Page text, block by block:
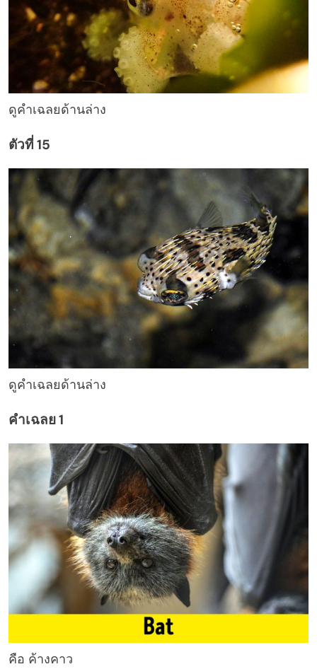
ดูคำเฉลยด้านล่าง
ตัวที่ 15
ดูคำเฉลยด้านล่าง
คำเฉลย 1
คือ ค้างคาว